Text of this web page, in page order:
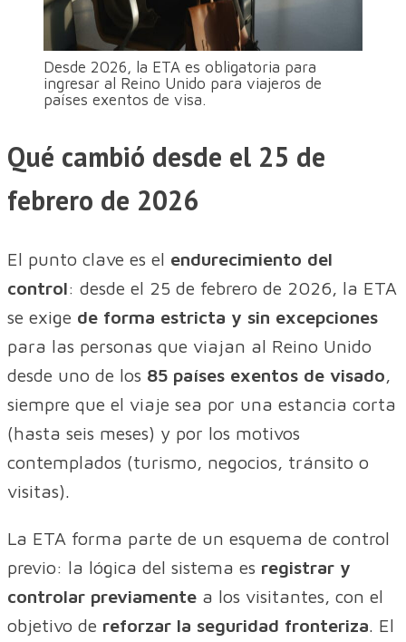
Desde 2026, la ETA es obligatoria para
ingresar al Reino Unido para viajeros de
países exentos de visa.
Qué cambió desde el 25 de
febrero de 2026
El punto clave es el endurecimiento del
control: desde el 25 de febrero de 2026, la ETA
se exige de forma estricta y sin excepciones
para las personas que viajan al Reino Unido
desde uno de los 85 países exentos de visado
siempre que el viaje sea por una estancia corta
(hasta seis meses) y por los motivos
contemplados (turismo, negocios, tránsito o
visitas).
La ETA forma parte de un esquema de control
previo: la lógica del sistema es registrar y
controlar previamente a los visitantes, con el
objetivo de reforzar la seguridad fronteriza . El